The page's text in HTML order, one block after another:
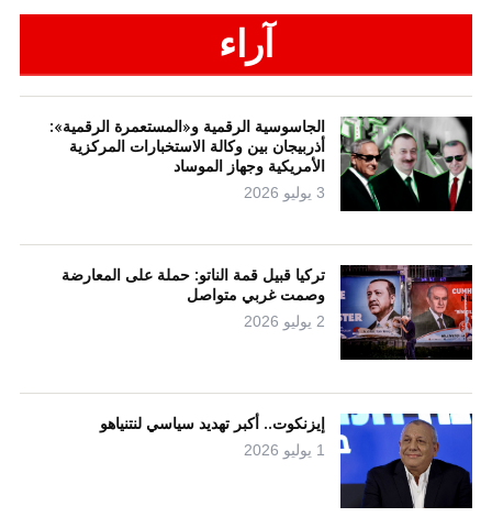
آراء
الجاسوسية الرقمية و«المستعمرة الرقمية»:
أذربيجان بين وكالة الاستخبارات المركزية
الأمريكية وجهاز الموساد
3 يوليو 2026
تركيا قبيل قمة الناتو: حملة على المعارضة
وصمت غربي متواصل
2 يوليو 2026
إيزنكوت.. أكبر تهديد سياسي لنتنياهو
1 يوليو 2026